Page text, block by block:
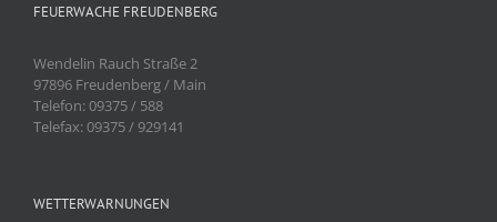
FEUERWACHE FREUDENBERG
Wendelin Rauch Straße 2
97896 Freudenberg / Main
Telefon: 09375 / 588
Telefax: 09375 / 929141
WETTERWARNUNGEN